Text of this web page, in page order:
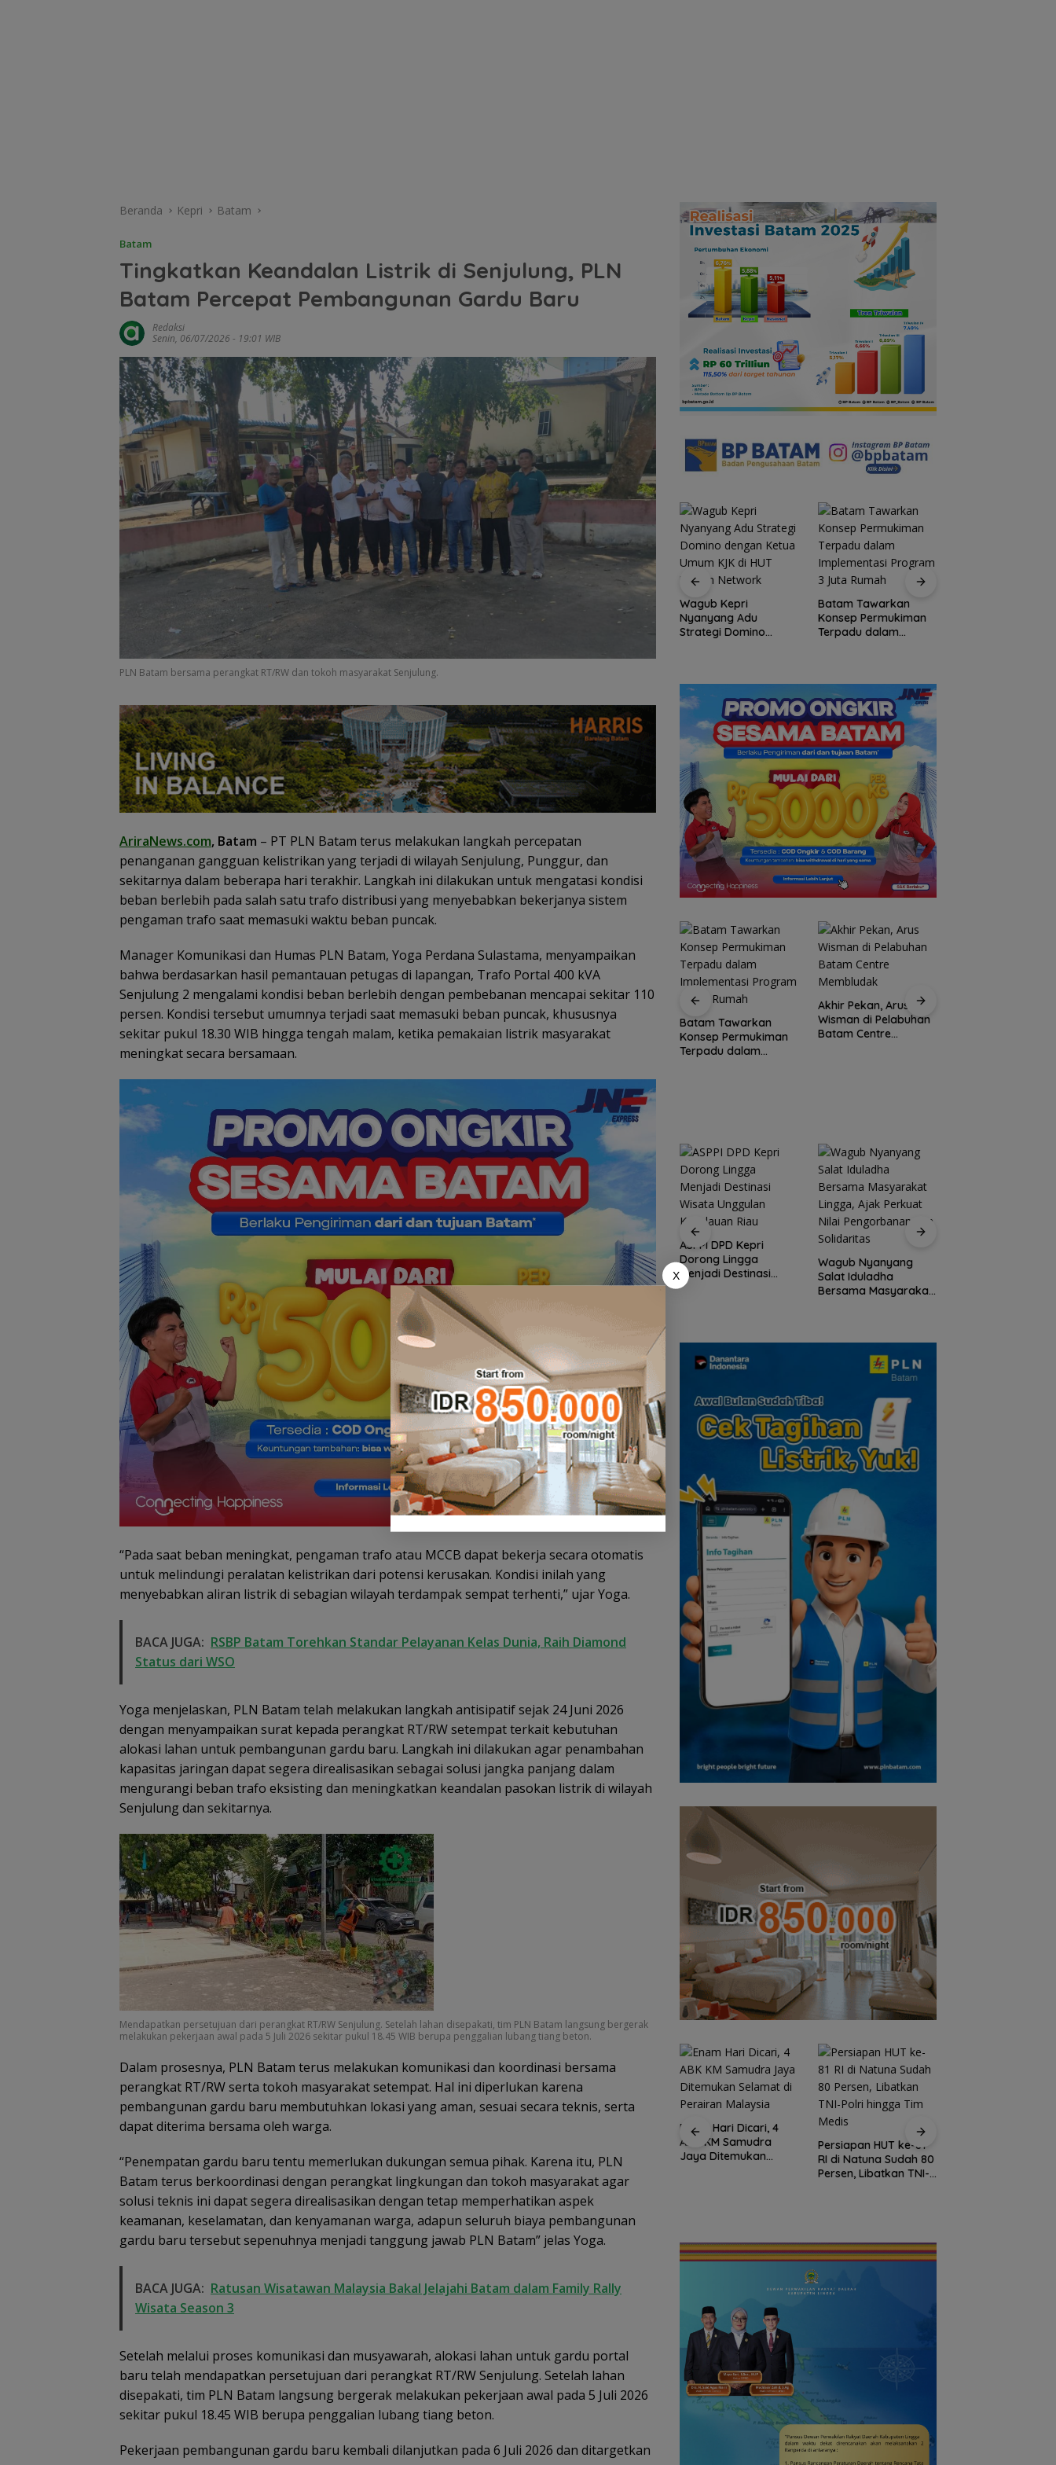
Beranda Kepri Batam
Batam
Tingkatkan Keandalan Listrik di Senjulung, PLN
Batam Percepat Pembangunan Gardu Baru
Redaksi
Senin, 06/07/2026 - 19:01 WIB
PLN Batam bersama perangkat RT/RW dan tokoh masyarakat Senjulung.
AriraNews.com, Batam – PT PLN Batam terus melakukan langkah percepatan
penanganan gangguan kelistrikan yang terjadi di wilayah Senjulung, Punggur, dan
sekitarnya dalam beberapa hari terakhir. Langkah ini dilakukan untuk mengatasi kondisi
beban berlebih pada salah satu trafo distribusi yang menyebabkan bekerjanya sistem
pengaman trafo saat memasuki waktu beban puncak.
Manager Komunikasi dan Humas PLN Batam, Yoga Perdana Sulastama, menyampaikan
bahwa berdasarkan hasil pemantauan petugas di lapangan, Trafo Portal 400 kVA
Senjulung 2 mengalami kondisi beban berlebih dengan pembebanan mencapai sekitar 110
persen. Kondisi tersebut umumnya terjadi saat memasuki beban puncak, khususnya
sekitar pukul 18.30 WIB hingga tengah malam, ketika pemakaian listrik masyarakat
meningkat secara bersamaan.
“Pada saat beban meningkat, pengaman trafo atau MCCB dapat bekerja secara otomatis
untuk melindungi peralatan kelistrikan dari potensi kerusakan. Kondisi inilah yang
menyebabkan aliran listrik di sebagian wilayah terdampak sempat terhenti,” ujar Yoga.
BACA JUGA: RSBP Batam Torehkan Standar Pelayanan Kelas Dunia, Raih Diamond
Status dari WSO
Yoga menjelaskan, PLN Batam telah melakukan langkah antisipatif sejak 24 Juni 2026
dengan menyampaikan surat kepada perangkat RT/RW setempat terkait kebutuhan
alokasi lahan untuk pembangunan gardu baru. Langkah ini dilakukan agar penambahan
kapasitas jaringan dapat segera direalisasikan sebagai solusi jangka panjang dalam
mengurangi beban trafo eksisting dan meningkatkan keandalan pasokan listrik di wilayah
Senjulung dan sekitarnya.
Mendapatkan persetujuan dari perangkat RT/RW Senjulung. Setelah lahan disepakati, tim PLN Batam langsung bergerak
melakukan pekerjaan awal pada 5 Juli 2026 sekitar pukul 18.45 WIB berupa penggalian lubang tiang beton.
Dalam prosesnya, PLN Batam terus melakukan komunikasi dan koordinasi bersama
perangkat RT/RW serta tokoh masyarakat setempat. Hal ini diperlukan karena
pembangunan gardu baru membutuhkan lokasi yang aman, sesuai secara teknis, serta
dapat diterima bersama oleh warga.
“Penempatan gardu baru tentu memerlukan dukungan semua pihak. Karena itu, PLN
Batam terus berkoordinasi dengan perangkat lingkungan dan tokoh masyarakat agar
solusi teknis ini dapat segera direalisasikan dengan tetap memperhatikan aspek
keamanan, keselamatan, dan kenyamanan warga, adapun seluruh biaya pembangunan
gardu baru tersebut sepenuhnya menjadi tanggung jawab PLN Batam” jelas Yoga.
BACA JUGA: Ratusan Wisatawan Malaysia Bakal Jelajahi Batam dalam Family Rally
Wisata Season 3
Setelah melalui proses komunikasi dan musyawarah, alokasi lahan untuk gardu portal
baru telah mendapatkan persetujuan dari perangkat RT/RW Senjulung. Setelah lahan
disepakati, tim PLN Batam langsung bergerak melakukan pekerjaan awal pada 5 Juli 2026
sekitar pukul 18.45 WIB berupa penggalian lubang tiang beton.
Pekerjaan pembangunan gardu baru kembali dilanjutkan pada 6 Juli 2026 dan ditargetkan
Akhir Pekan, Arus
Wisman di Pelabuhan
Batam Centre
Membludak
54 Pendaki Bawa
Semangat
Puncak Gunung Ranai,
Merah Putih Berkibar
SSB NFA Borong Dua
Gelar Juara di Batam
Grassroot Football
Wagub Kepri
Nyanyang Adu
Strategi Domino
Batam Tawarkan
Konsep Permukiman
Terpadu dalam
BP Batam Optimalkan
Pelayanan Air Bersih,
Pasokan Kawasan
Duriangkang
Ekonomi Kepri di
Triwulan II 2026
Tumbuh 6,99 Persen,
SSB NFA Borong Dua
Gelar Juara di Batam
Grassroot Football
Batam Tawarkan
Konsep Permukiman
Terpadu dalam
Akhir Pekan, Arus
Wisman di Pelabuhan
Batam Centre
Dugaan Penipuan
Rekrutmen Calon
Anggota Polri di
Lingga, Uang
Dikembalikan dan
Diselesaikan Secara
Kekeluargaan
Demo di Jakarta,
ASPEK Desak Satgas
PKH Tinjau Kerusakan
Hutan di Kabupaten
Lingga Akibat Kebun
Sawit
ASPPI Inisiasi Paket
dari Batam ke Lingga
ASPPI DPD Kepri
Dorong Lingga
Menjadi Destinasi
Wisata Unggulan
Wagub Nyanyang
Salat Iduladha
Bersama Masyarakat
Bendera Merah Putih
Raksasa Berkibar di
Ujung Utara Indonesia,
Basarnas Natuna
Gaungkan
Nasionalisme dari
Semangat
Kebangsaan di
Perbatasan, Lanud
RSA Bersama Instansi
Natuna Meriahkan
Persiapan HUT Ke-81
54 Pendaki Bawa
Semangat
Kemerdekaan ke
Puncak Gunung Ranai,
Merah Putih Berkibar
di Atas Natuna
Enam Hari Dicari, 4
ABK KM Samudra
Jaya Ditemukan
Persiapan HUT ke-81
RI di Natuna Sudah 80
Persen, Libatkan TNI-
X